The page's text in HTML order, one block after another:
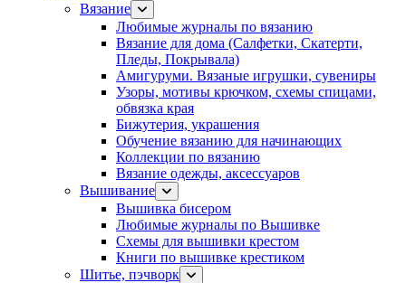
Вязание
Любимые журналы по вязанию
Вязание для дома (Салфетки, Скатерти,
Пледы, Покрывала)
Амигуруми. Вязаные игрушки, сувениры
Узоры, мотивы крючком, схемы спицами,
обвязка края
Бижутерия, украшения
Обучение вязанию для начинающих
Коллекции по вязанию
Вязание одежды, аксессуаров
Вышивание
Вышивка бисером
Любимые журналы по Вышивке
Схемы для вышивки крестом
Книги по вышивке крестиком
Шитье, пэчворк